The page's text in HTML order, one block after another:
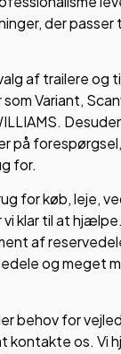
der passer
af trailere og
Variant,
på
for.
for køb, leje,
klar til at
af
og meget
behov for
kontakte os. Vi